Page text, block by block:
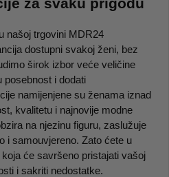
našoj trgovini MDR24
dostupni svakoj ženi, bez
širok izbor veće veličine
posebnost i dodati
namijenjene su ženama iznad
kvalitetu i najnovije modne
na njezinu figuru, zaslužuje
i samouvjereno. Zato ćete u
će savršeno pristajati vašoj
i sakriti nedostatke.